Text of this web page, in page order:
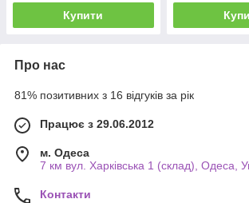
Купити
Про нас
81% позитивних з 16 відгуків за рік
Працює з 29.06.2012
м. Одеса
7 км вул. Харківська 1 (склад), Одеса,
Контакти